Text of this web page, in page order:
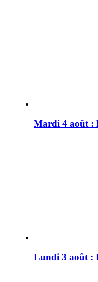
Mardi 4 août :
Lundi 3 août :